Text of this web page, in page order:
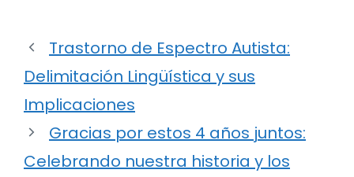
Trastorno de Espectro Autista:
Delimitación Lingüística y sus
Implicaciones
Gracias por estos 4 años juntos:
Celebrando nuestra historia y los